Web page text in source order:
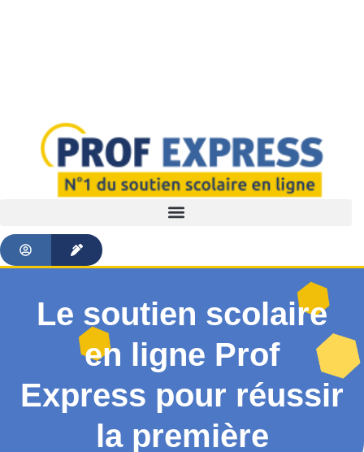
Le soutien scolaire
en ligne Prof
Express pour réussir
la première